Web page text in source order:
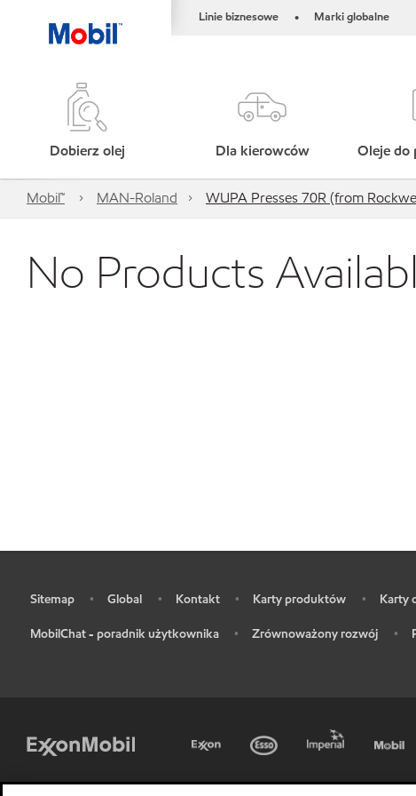
Linie biznesowe • Marki globalne
Dobierz olej Dla kierowców Oleje do
Mobil™ MAN-Roland WUPA Presses 70R (from
No Products
Sitemap • Global • Kontakt • Karty produktów • Karty
MobilChat - poradnik użytkownika • Zrównoważony rozwój •